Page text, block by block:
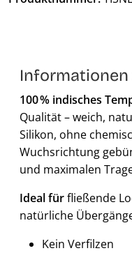
100 % indisches
Qualität – weich,
Silikon, ohne
Wuchsrichtung
und maximalen
Ideal fürfließende
natürliche
Kein Verfilzen